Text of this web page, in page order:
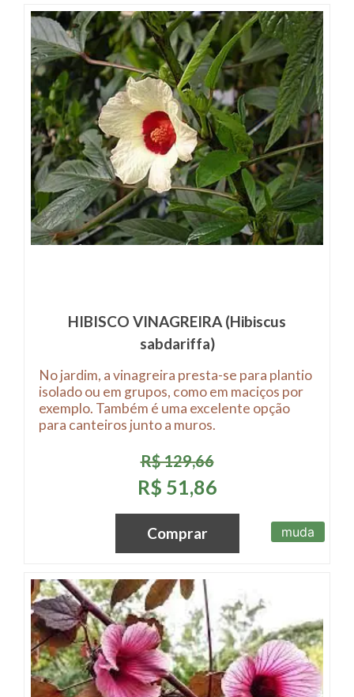
HIBISCO VINAGREIRA (Hibiscus
sabdariffa)
No jardim, a vinagreira presta-se para plantio
isolado ou em grupos, como em maciços por
exemplo. Também é uma excelente opção
para canteiros junto a muros.
R$ 129,66
R$ 51,86
Comprar muda